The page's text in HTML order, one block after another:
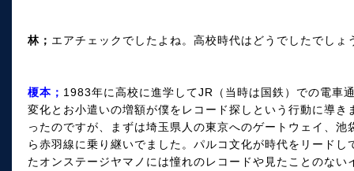
林； エアチェックでしたよね。高校時代はどうでしたでしょ
榎本； 1983年に高校に進学してJR（当時は国鉄）での電車
変化とお小遣いの増額が僕をレコード探しという行動に導
ったのですが、まずは埼玉県人の東京へのゲートウェイ、
ら赤羽線に乗り継いでました。パルコ文化が時代をリード
たオンステージヤマノには憧れのレコードや見たことのな